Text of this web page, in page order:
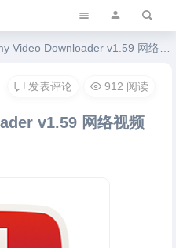
Video Downloader v1.59 网络视频下载工具
v1.59 网络视频
发表评论 912 阅读